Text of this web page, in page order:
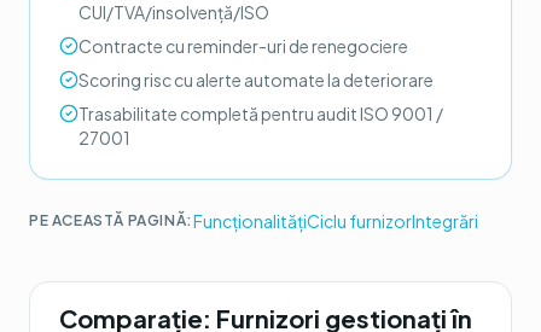
CUI/TVA/insolvență/ISO
Contracte cu reminder-uri de renegociere
Scoring risc cu alerte automate la deteriorare
Trasabilitate completă pentru audit ISO 9001 /
27001
PE ACEASTĂ PAGINĂ: FuncționalitățiCiclu furnizorIntegrări
Comparație: Furnizori gestionați în